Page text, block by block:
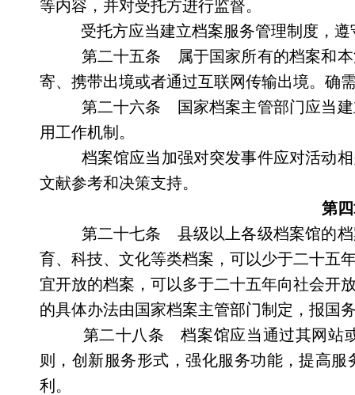
等内容，并对受托方进行监督。
受托方应当建立档案服务管理制度，
第二十五条 属于国家所有的档案和本
寄、携带出境或者通过互联网传输出境。确
第二十六条 国家档案主管部门应当建
用工作机制。
档案馆应当加强对突发事件应对活动
文献参考和决策支持。
第
第二十七条 县级以上各级档案馆的档
育、科技、文化等类档案，可以少于二十五
宜开放的档案，可以多于二十五年向社会开
的具体办法由国家档案主管部门制定，报国
第二十八条 档案馆应当通过其网站
则，创新服务形式，强化服务功能，提高
利。